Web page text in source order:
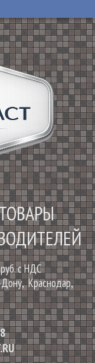
с НДС
Дону, Краснодар,